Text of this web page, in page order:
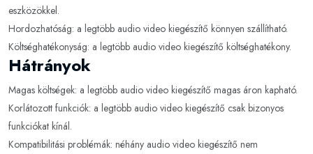
eszközökkel.
Hordozhatóság: a legtöbb audio video kiegészítő könnyen szállítható.
Költséghatékonyság: a legtöbb audio video kiegészítő költséghatékony.
Hátrányok
Magas költségek: a legtöbb audio video kiegészítő magas áron kapható.
Korlátozott funkciók: a legtöbb audio video kiegészítő csak bizonyos
funkciókat kínál.
Kompatibilitási problémák: néhány audio video kiegészítő nem